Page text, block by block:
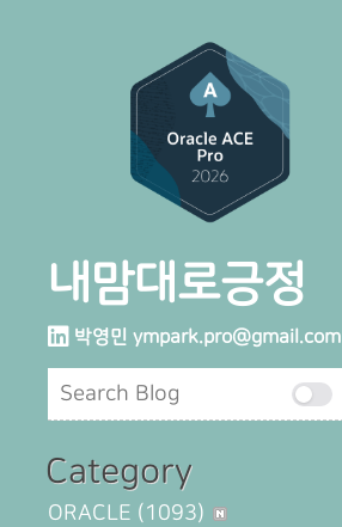
내맘대로긍정
박영민 ympark.pro@gmail.com
Category
ORACLE (1093)